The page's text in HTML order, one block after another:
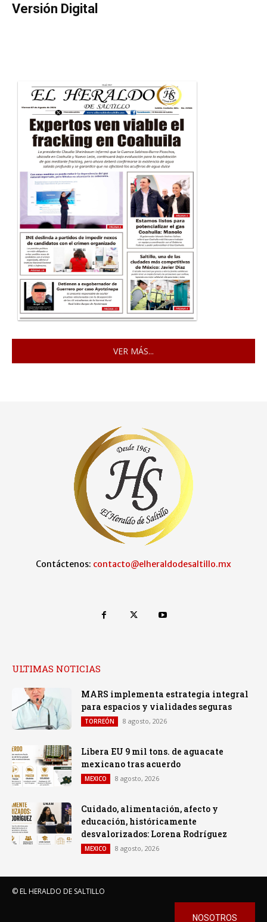
Versión Digital
VER MÁS...
Contáctenos: contacto@elheraldodesaltillo.mx
ULTIMAS NOTICIAS
MARS implementa estrategia integral
para espacios y vialidades seguras
TORREÓN 8 agosto, 2026
Libera EU 9 mil tons. de aguacate
mexicano tras acuerdo
MEXICO 8 agosto, 2026
Cuidado, alimentación, afecto y
educación, históricamente
desvalorizados: Lorena Rodríguez
MEXICO 8 agosto, 2026
© EL HERALDO DE SALTILLO
NOSOTROS